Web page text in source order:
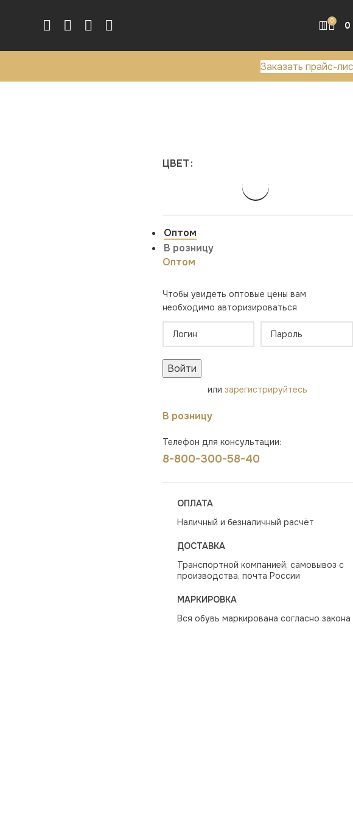
0 0
Заказать прайс-
ЦВЕТ
Оптом
В розницу
Оптом
Чтобы увидеть оптовые цены вам
необходимо авторизироваться
Войти
илизарегистрируйтесь
В розницу
Телефон для консультации:
8-800-300-58-40
ОПЛАТА
Наличный и безналичный расчёт
ДОСТАВКА
Транспортной компанией, самовывоз с
производства, почта России
МАРКИРОВКА
Вся обувь маркирована согласно закона